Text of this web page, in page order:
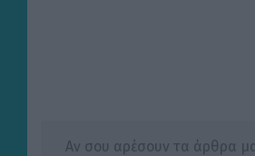
Αν σου αρέσουν τα άρθρα